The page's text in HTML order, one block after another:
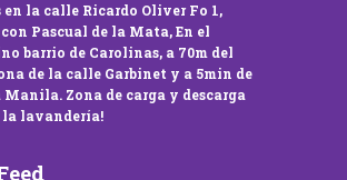
en la calle Ricardo Oliver Fo 1,
Pascual de la Mata, En el
barrio de Carolinas, a 70m del
de la calle Garbinet y a 5min de
Manila. Zona de carga y descarga
la lavandería!